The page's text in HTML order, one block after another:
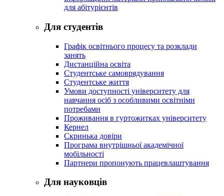
для абітурієнтів
Для студентів
Графік освітнього процесу та розклади
занять
Дистанційна освіта
Студентське самоврядування
Студентське життя
Умови доступності університету для
навчання осіб з особливими освітніми
потребами
Проживання в гуртожитках університету
Кернел
Скринька довіри
Програма внутрішньої академічної
мобільності
Партнери пропонують працевлаштування
Для науковців